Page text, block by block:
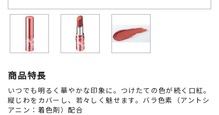
商品特長
いつでも明るく華やかな印象に。つけたての色が続く口紅。
縦じわをカバーし、若々しく魅せます。バラ色素（アントシ
アニン：着色剤）配合